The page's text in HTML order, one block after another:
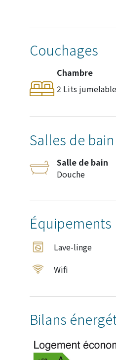
Couchages
Chambre
2 Lits
Salles de bain
Salle de bain
Douche
Équipements
Lave-linge
Wifi
Bilans